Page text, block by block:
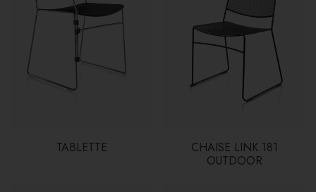
TABLETTE
CHAISE LINK 181
OUTDOOR